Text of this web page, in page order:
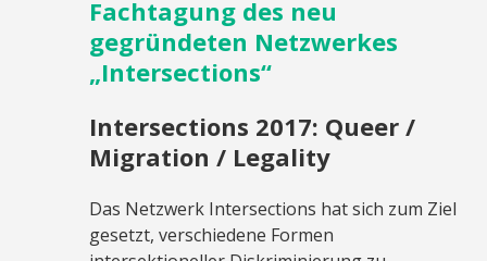
Fachtagung des neu
gegründeten Netzwerkes
„Intersections“
Intersections 2017: Queer /
Migration / Legality
Das Netzwerk Intersections hat sich zum Ziel
gesetzt, verschiedene Formen